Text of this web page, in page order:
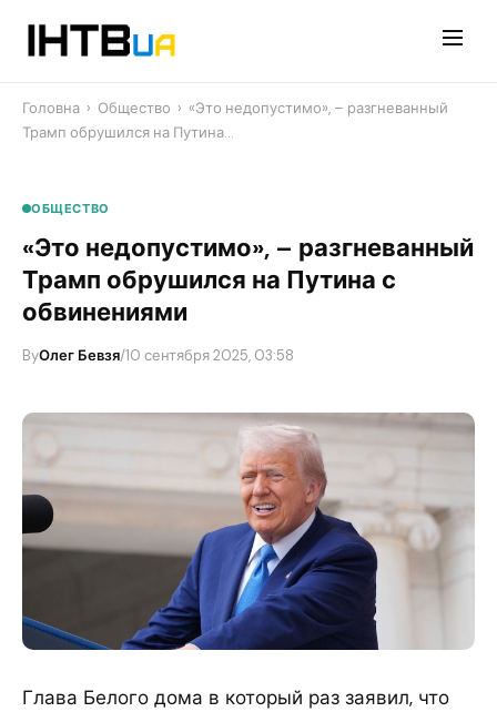
Головна › Общество › «Это недопустимо», – разгневанный
Трамп обрушился на Путина…
ОБЩЕСТВО
«Это недопустимо», – разгневанный
Трамп обрушился на Путина с
обвинениями
ByОлег Бевзя/10 сентября 2025, 03:58
Глава Белого дома в который раз заявил, что